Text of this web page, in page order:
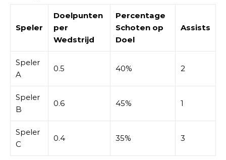
Speler
Doelpunten
per
Wedstrijd
Percentage
Schoten op
Doel
Assists
Speler
A
0.5 40% 2
Speler
B
0.6 45% 1
Speler
C
0.4 35% 3